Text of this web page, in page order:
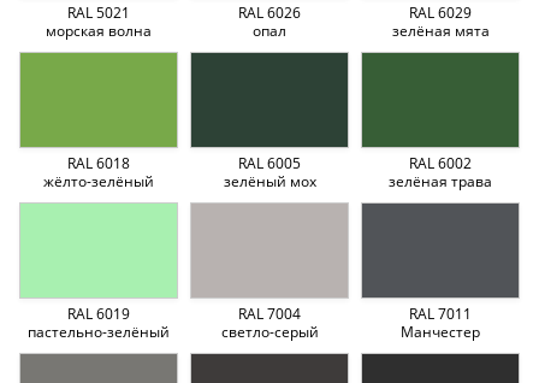
RAL 5021
морская волна
RAL 6026
опал
RAL 6029
зелёная мята
RAL 6018
жёлто-зелёный
RAL 6005
зелёный мох
RAL 6002
зелёная трава
RAL 6019
пастельно-зелёный
RAL 7004
светло-серый
RAL 7011
Манчестер